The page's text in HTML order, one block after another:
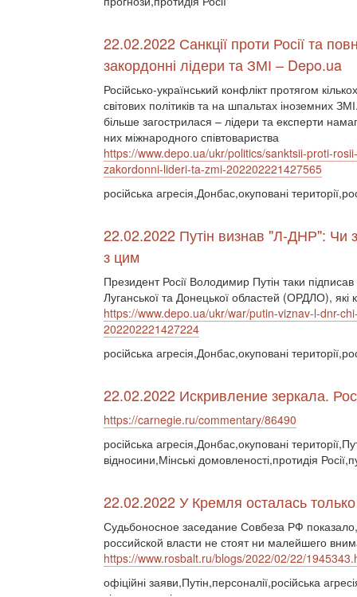
22.02.2022 Санкції проти Росії та
закордонні лідери та ЗМІ – Depo.ua
Російсько-український конфлікт протягом
світових політиків та на шпальтах іноземних
більше загострилася – лідери та експерти
них міжнародного співтовариства
https://www.depo.ua/ukr/politics/sanktsii-proti-
zakordonni-lideri-ta-zmi-202202221427565
російська агресія,Донбас,окуповані
22.02.2022 Путін визнав "Л-ДНР": Чи
з цим
Президент Росії Володимир Путін таки
Луганської та Донецької областей (ОРДЛО),
https://www.depo.ua/ukr/war/putin-viznav-l-dnr-
202202221427224
російська агресія,Донбас,окуповані
22.02.2022 Искривление зеркала.
https://carnegie.ru/commentary/86490
російська агресія,Донбас,окуповані
відносини,Мінські домовленості,протидія
22.02.2022 У Кремля осталась
Судьбоносное заседание Совбеза РФ
российской власти не стоят ни малейшего
https://www.rosbalt.ru/blogs/2022/02/22/
офіційні заяви,Путін,персоналії,російська